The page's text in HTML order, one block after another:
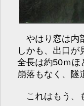
やはり窓は内
しかも、出口が
全長は約50ｍほ
崩落もなく、隧
これはもう、